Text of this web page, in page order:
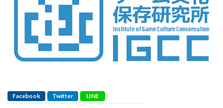
Facebook Twitter LINE